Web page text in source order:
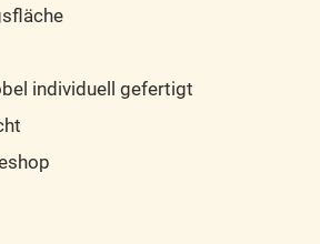
individuell gefertigt